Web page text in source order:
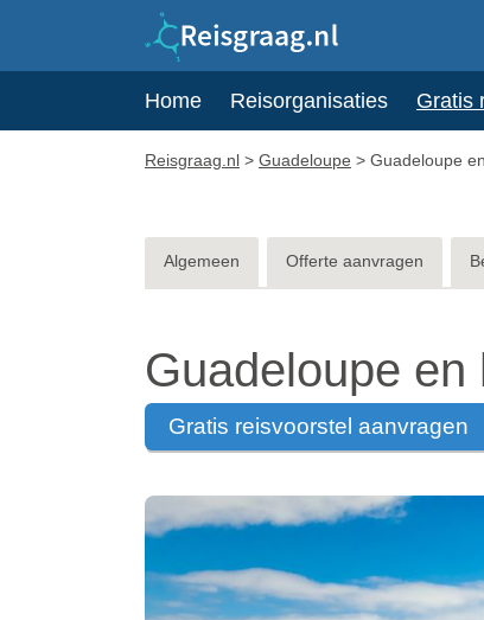
Home Reisorganisaties Gratis
Reisgraag.nl > Guadeloupe > Guadeloupe
Algemeen Offerte aanvragen
Guadeloupe
gratis reisvoorstel aanvragen